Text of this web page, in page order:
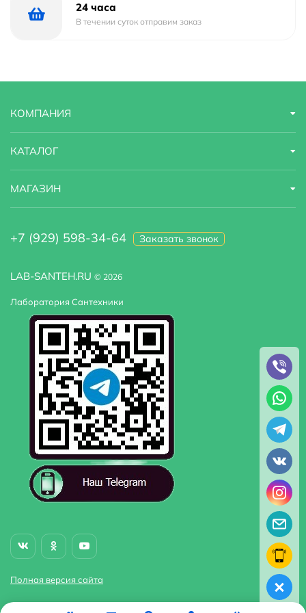
Ширина 29 м24 часа
В течении суток отправим заказ
LAB-SANTEH.RU © 2026
Лаборатория Сантехники
Полная версия сайта
КОМПАНИЯ
КАТАЛОГ
МАГАЗИН
+7 (929) 598-34-64 Заказать звонок